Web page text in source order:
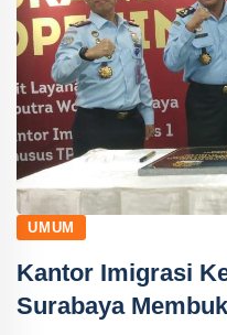
UMUM
Kantor Imigrasi
Surabaya